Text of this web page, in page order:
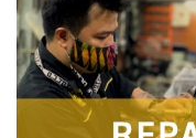
จะซ่อมเครื่องทํากา
หรือซ่อมเครื่องบด
กาแฟอื่น ๆ เรามีบริ
เครื่องชงกาแฟผู้เชี่
งานซ่อมเครื่องกาแ